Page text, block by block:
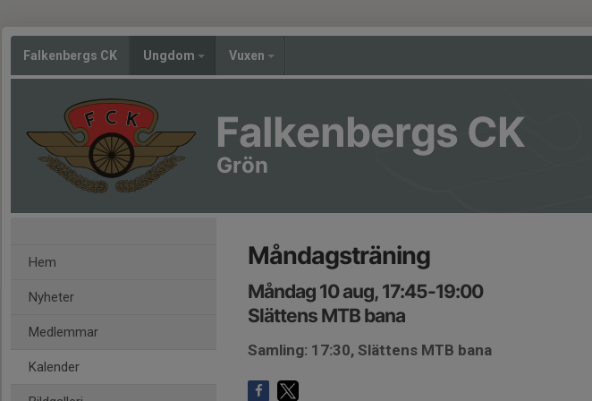
Falkenbergs CK Ungdom Vuxen
Falkenbergs CK
Grön
Hem
Nyheter
Medlemmar
Kalender
Måndagsträning
Måndag 10 aug, 17:45-19:00
Slättens MTB bana
Samling: 17:30, Slättens MTB bana